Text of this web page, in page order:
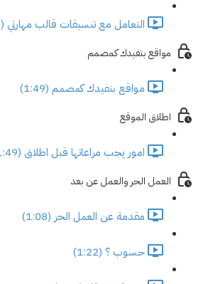
التعامل مع تنسيقات قالب مهارتي (3:58)
مواقع بتفيدك كمصمم
مواقع بتفيدك كمصمم (1:49)
اطلاق الموقع
امور يجب مراعاتها قبل اطلاق (1:49)
العمل الحر والعمل عن بعد
مقدمة عن العمل الحر (1:08)
حسوب ؟ (1:22)